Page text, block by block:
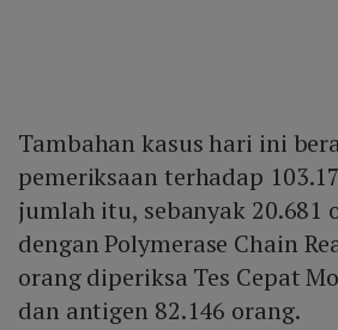
Tambahan kasus hari ini
pemeriksaan terhadap
jumlah itu, sebanyak 20.681
dengan Polymerase Chain
orang diperiksa Tes Cepat
dan antigen 82.146 orang.